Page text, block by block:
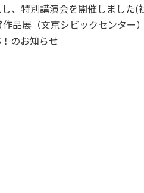
、特別講演会を開催しました(
品展（文京シビックセンター
のお知らせ